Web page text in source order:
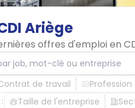
Ariège
offres d'emploi en
mot-clé ou entreprise
de travail Profession
Taille de l'entreprise